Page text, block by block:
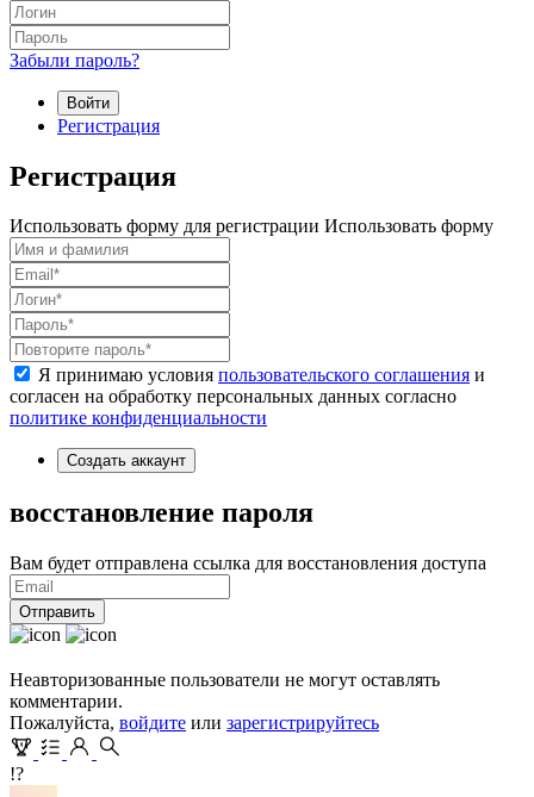
Забыли пароль?
Войти
Регистрация
Регистрация
Использовать форму для регистрации Использовать форму
Я принимаю условия пользовательского соглашения и
согласен на обработку персональных данных согласно
политике конфиденциальности
Создать аккаунт
восстановление пароля
Вам будет отправлена ссылка для восстановления доступа
Отправить
Неавторизованные пользователи не могут оставлять
комментарии.
Пожалуйста, войдите или зарегистрируйтесь
!?